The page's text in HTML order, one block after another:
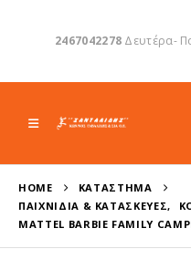
2467042278 Δευτέρα-
HOME
ΚΑΤΆΣΤΗΜΑ
ΠΑΙΧΝΊΔΙΑ & ΚΑΤΑΣΚΕΥΈΣ,
MATTEL BARBIE FAMILY